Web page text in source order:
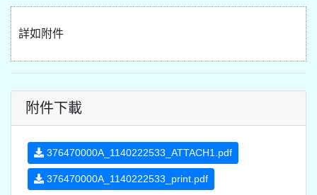
詳如附件
附件下載
376470000A_1140222533_ATTACH1.pdf
376470000A_1140222533_print.pdf